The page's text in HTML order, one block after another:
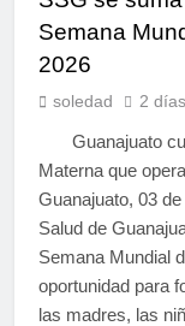
Semana
2026
soledad 2
Guanajuato
Materna que
Guanajuato, 03
Salud de
Semana Mundial
oportunidad para
las madres, las